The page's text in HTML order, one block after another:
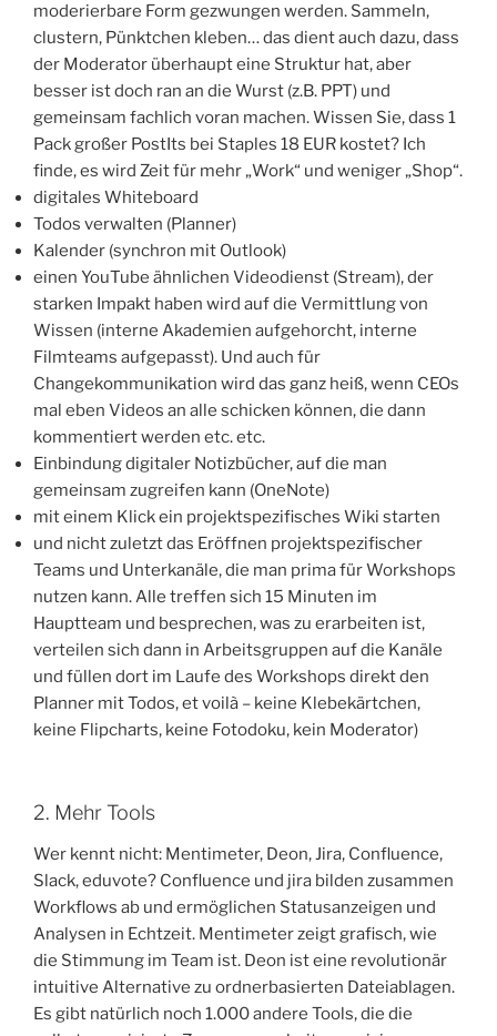
moderierbare Form gezwungen werden. Sammeln,
clustern, Pünktchen kleben… das dient auch dazu, dass
der Moderator überhaupt eine Struktur hat, aber
besser ist doch ran an die Wurst (z.B. PPT) und
gemeinsam fachlich voran machen. Wissen Sie, dass 1
Pack großer PostIts bei Staples 18 EUR kostet? Ich
finde, es wird Zeit für mehr „Work“ und weniger „Shop“.
digitales Whiteboard
Todos verwalten (Planner)
Kalender (synchron mit Outlook)
einen YouTube ähnlichen Videodienst (Stream), der
starken Impakt haben wird auf die Vermittlung von
Wissen (interne Akademien aufgehorcht, interne
Filmteams aufgepasst). Und auch für
Changekommunikation wird das ganz heiß, wenn CEOs
mal eben Videos an alle schicken können, die dann
kommentiert werden etc. etc.
Einbindung digitaler Notizbücher, auf die man
gemeinsam zugreifen kann (OneNote)
mit einem Klick ein projektspezifisches Wiki starten
und nicht zuletzt das Eröffnen projektspezifischer
Teams und Unterkanäle, die man prima für Workshops
nutzen kann. Alle treffen sich 15 Minuten im
Hauptteam und besprechen, was zu erarbeiten ist,
verteilen sich dann in Arbeitsgruppen auf die Kanäle
und füllen dort im Laufe des Workshops direkt den
Planner mit Todos, et voilà – keine Klebekärtchen,
keine Flipcharts, keine Fotodoku, kein Moderator)
2. Mehr Tools
Wer kennt nicht: Mentimeter, Deon, Jira, Confluence,
Slack, eduvote? Confluence und jira bilden zusammen
Workflows ab und ermöglichen Statusanzeigen und
Analysen in Echtzeit. Mentimeter zeigt grafisch, wie
die Stimmung im Team ist. Deon ist eine revolutionär
intuitive Alternative zu ordnerbasierten Dateiablagen.
Es gibt natürlich noch 1.000 andere Tools, die die